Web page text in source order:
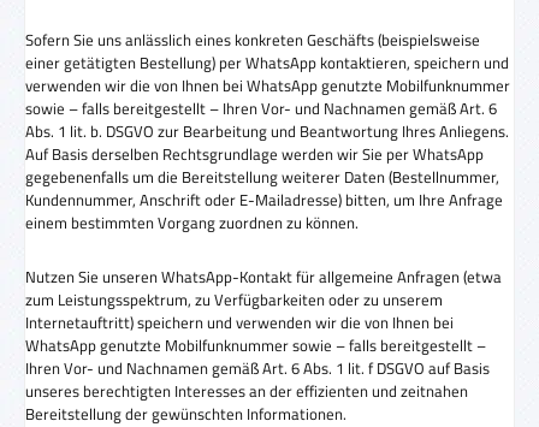
Sofern Sie uns anlässlich eines konkreten Geschäfts (beispielsweise
einer getätigten Bestellung) per WhatsApp kontaktieren, speichern und
verwenden wir die von Ihnen bei WhatsApp genutzte Mobilfunknummer
sowie – falls bereitgestellt – Ihren Vor- und Nachnamen gemäß Art. 6
Abs. 1 lit. b. DSGVO zur Bearbeitung und Beantwortung Ihres Anliegens.
Auf Basis derselben Rechtsgrundlage werden wir Sie per WhatsApp
gegebenenfalls um die Bereitstellung weiterer Daten (Bestellnummer,
Kundennummer, Anschrift oder E-Mailadresse) bitten, um Ihre Anfrage
einem bestimmten Vorgang zuordnen zu können.
Nutzen Sie unseren WhatsApp-Kontakt für allgemeine Anfragen (etwa
zum Leistungsspektrum, zu Verfügbarkeiten oder zu unserem
Internetauftritt) speichern und verwenden wir die von Ihnen bei
WhatsApp genutzte Mobilfunknummer sowie – falls bereitgestellt –
Ihren Vor- und Nachnamen gemäß Art. 6 Abs. 1 lit. f DSGVO auf Basis
unseres berechtigten Interesses an der effizienten und zeitnahen
Bereitstellung der gewünschten Informationen.